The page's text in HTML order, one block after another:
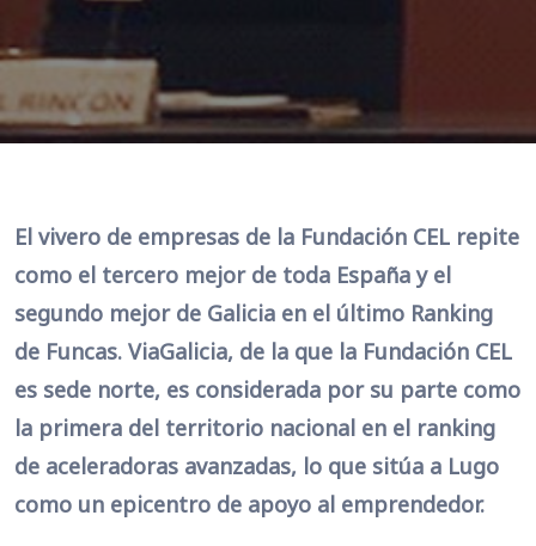
El vivero de empresas de la Fundación CEL repite
como el tercero mejor de toda España y el
segundo mejor de Galicia en el último Ranking
de Funcas. ViaGalicia, de la que la Fundación CEL
es sede norte, es considerada por su parte como
la primera del territorio nacional en el ranking
de aceleradoras avanzadas, lo que sitúa a Lugo
como un epicentro de apoyo al emprendedor.